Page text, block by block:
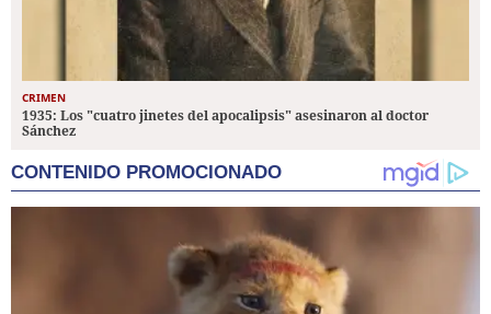
CRIMEN
1935: Los "cuatro jinetes del apocalipsis" asesinaron al doctor
Sánchez
CONTENIDO PROMOCIONADO